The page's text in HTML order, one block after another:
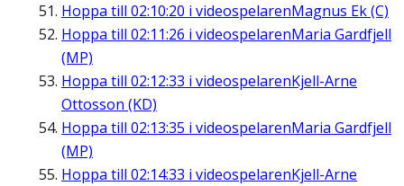
Hoppa till 02:10:20 i videospelarenMagnus Ek (C)
Hoppa till 02:11:26 i videospelarenMaria Gardfjell
(MP)
Hoppa till 02:12:33 i videospelarenKjell-Arne
Ottosson (KD)
Hoppa till 02:13:35 i videospelarenMaria Gardfjell
(MP)
Hoppa till 02:14:33 i videospelarenKjell-Arne